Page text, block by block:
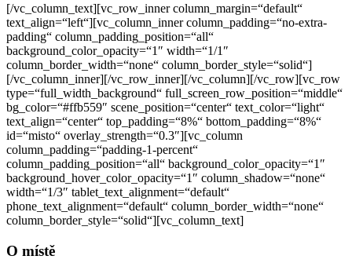
[/vc_column_text][vc_row_inner column_margin=“default“
text_align=“left“][vc_column_inner column_padding=“no-extra-
padding“ column_padding_position=“all“
background_color_opacity=“1″ width=“1/1″
column_border_width=“none“ column_border_style=“solid“]
[/vc_column_inner][/vc_row_inner][/vc_column][/vc_row][vc_row
type=“full_width_background“ full_screen_row_position=“middle“
bg_color=“#ffb559″ scene_position=“center“ text_color=“light“
text_align=“center“ top_padding=“8%“ bottom_padding=“8%“
id=“misto“ overlay_strength=“0.3″][vc_column
column_padding=“padding-1-percent“
column_padding_position=“all“ background_color_opacity=“1″
background_hover_color_opacity=“1″ column_shadow=“none“
width=“1/3″ tablet_text_alignment=“default“
phone_text_alignment=“default“ column_border_width=“none“
column_border_style=“solid“][vc_column_text]
O místě